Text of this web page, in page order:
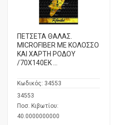
ΠΕΤΣΕΤΑ ΘΑΛΑΣ.
MICROFIBER ΜΕ ΚΟΛΟΣΣΟ
ΚΑΙ ΧΑΡΤΗ ΡΟΔΟΥ
/70Χ140ΕΚ ...
Κωδικός: 34553
34553
Ποσ. Κιβωτίου:
40.0000000000